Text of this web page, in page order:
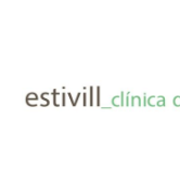
$ Area médica